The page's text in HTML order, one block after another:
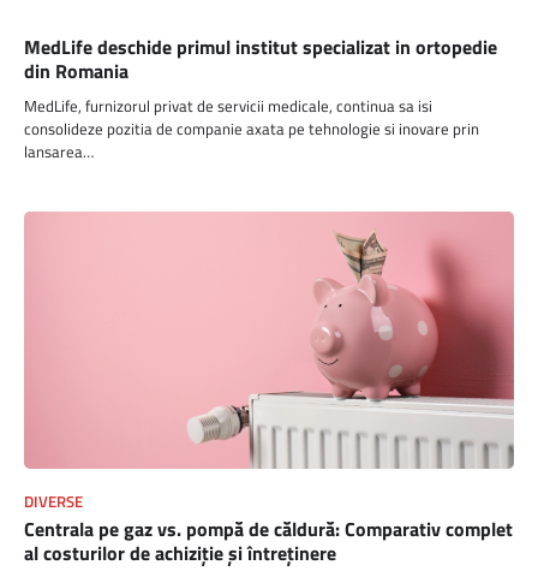
MedLife deschide primul institut specializat in ortopedie
din Romania
MedLife, furnizorul privat de servicii medicale, continua sa isi
consolideze pozitia de companie axata pe tehnologie si inovare prin
lansarea…
DIVERSE
Centrala pe gaz vs. pompă de căldură: Comparativ complet
al costurilor de achiziție și întreținere